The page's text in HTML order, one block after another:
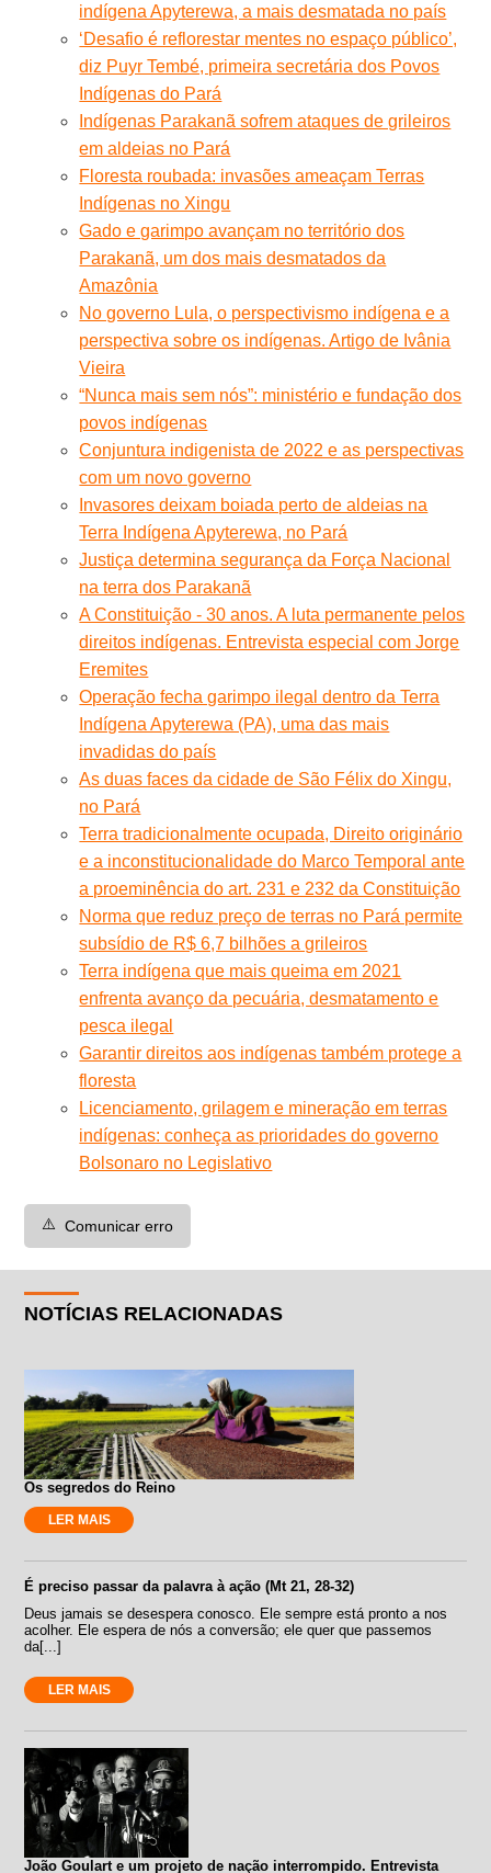
indígena Apyterewa, a mais desmatada no país
‘Desafio é reflorestar mentes no espaço público’,
diz Puyr Tembé, primeira secretária dos Povos
Indígenas do Pará
Indígenas Parakanã sofrem ataques de grileiros
em aldeias no Pará
Floresta roubada: invasões ameaçam Terras
Indígenas no Xingu
Gado e garimpo avançam no território dos
Parakanã, um dos mais desmatados da
Amazônia
No governo Lula, o perspectivismo indígena e a
perspectiva sobre os indígenas. Artigo de Ivânia
Vieira
“Nunca mais sem nós”: ministério e fundação dos
povos indígenas
Conjuntura indigenista de 2022 e as perspectivas
com um novo governo
Invasores deixam boiada perto de aldeias na
Terra Indígena Apyterewa, no Pará
Justiça determina segurança da Força Nacional
na terra dos Parakanã
A Constituição - 30 anos. A luta permanente pelos
direitos indígenas. Entrevista especial com Jorge
Eremites
Operação fecha garimpo ilegal dentro da Terra
Indígena Apyterewa (PA), uma das mais
invadidas do país
As duas faces da cidade de São Félix do Xingu,
no Pará
Terra tradicionalmente ocupada, Direito originário
e a inconstitucionalidade do Marco Temporal ante
a proeminência do art. 231 e 232 da Constituição
Norma que reduz preço de terras no Pará permite
subsídio de R$ 6,7 bilhões a grileiros
Terra indígena que mais queima em 2021
enfrenta avanço da pecuária, desmatamento e
pesca ilegal
Garantir direitos aos indígenas também protege a
floresta
Licenciamento, grilagem e mineração em terras
indígenas: conheça as prioridades do governo
Bolsonaro no Legislativo
⚠️ Comunicar erro
NOTÍCIAS RELACIONADAS
Os segredos do Reino
LER MAIS
É preciso passar da palavra à ação (Mt 21, 28-32)
Deus jamais se desespera conosco. Ele sempre está pronto a nos
acolher. Ele espera de nós a conversão; ele quer que passemos
da[...]
LER MAIS
João Goulart e um projeto de nação interrompido. Entrevista